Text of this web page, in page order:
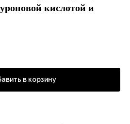
кислотой и
в корзину